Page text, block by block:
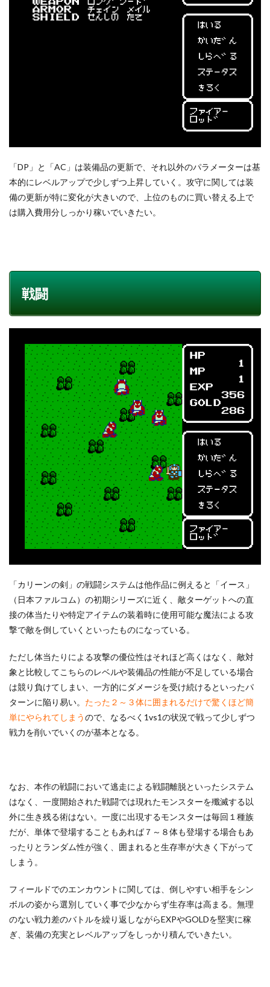
「DP」と「AC」は装備品の更新で、それ以外のパラメーターは基
本的にレベルアップで少しずつ上昇していく。攻守に関しては装
備の更新が特に変化が大きいので、上位のものに買い替える上で
は購入費用分しっかり稼いでいきたい。
戦闘
「カリーンの剣」の戦闘システムは他作品に例えると「イース」
（日本ファルコム）の初期シリーズに近く、敵ターゲットへの直
接の体当たりや特定アイテムの装着時に使用可能な魔法による攻
撃で敵を倒していくといったものになっている。
ただし体当たりによる攻撃の優位性はそれほど高くはなく、敵対
象と比較してこちらのレベルや装備品の性能が不足している場合
は競り負けてしまい、一方的にダメージを受け続けるといったパ
ターンに陥り易い。 たった２～３体に囲まれるだけで驚くほど簡
単にやられてしまうので、なるべく1vs1の状況で戦って少しずつ
戦力を削いでいくのが基本となる。
なお、本作の戦闘において逃走による戦闘離脱といったシステム
はなく、一度開始された戦闘では現れたモンスターを殲滅する以
外に生き残る術はない。一度に出現するモンスターは毎回１種族
だが、単体で登場することもあれば７～８体も登場する場合もあ
ったりとランダム性が強く、囲まれると生存率が大きく下がって
しまう。
フィールドでのエンカウントに関しては、倒しやすい相手をシン
ボルの姿から選別していく事で少なからず生存率は高まる。無理
のない戦力差のバトルを繰り返しながらEXPやGOLDを堅実に稼
ぎ、装備の充実とレベルアップをしっかり積んでいきたい。